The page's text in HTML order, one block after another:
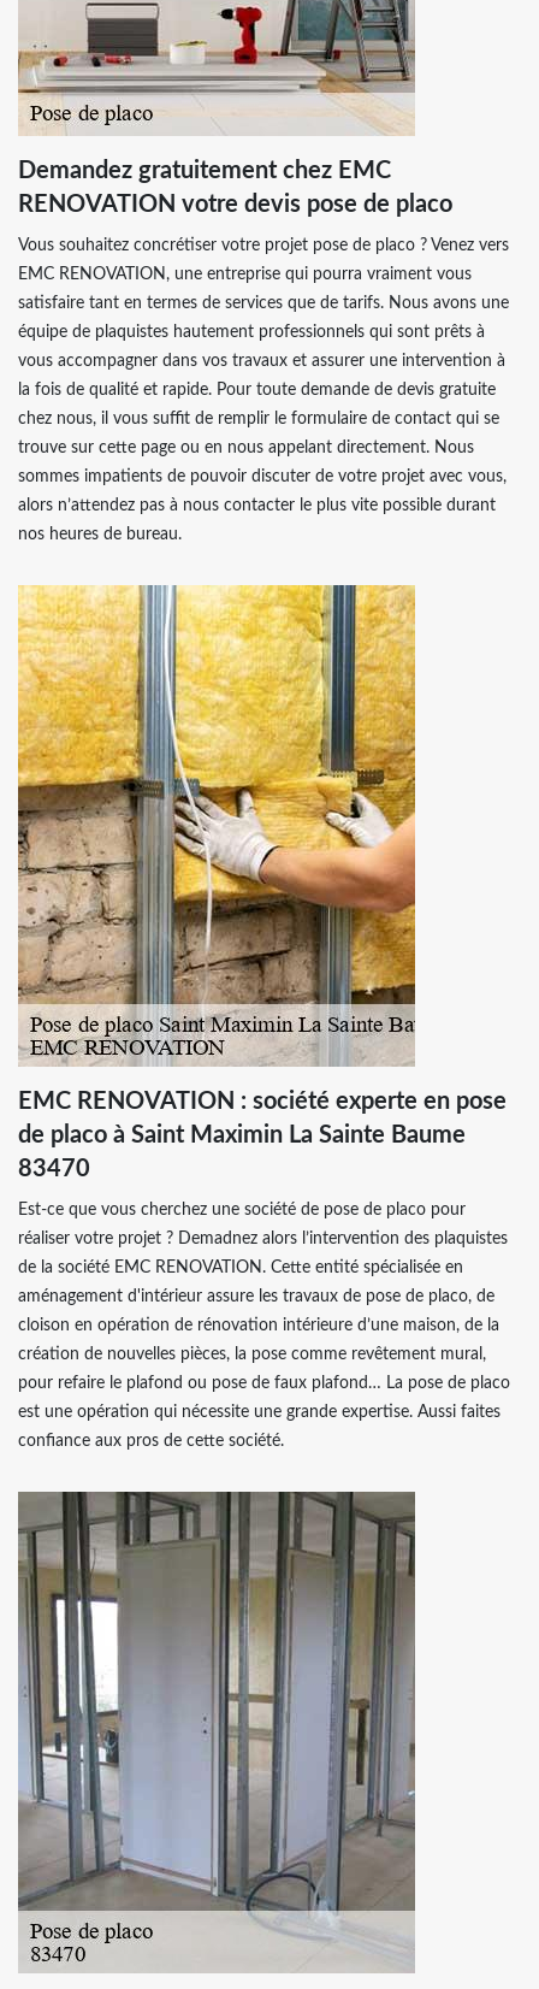
Demandez gratuitement chez EMC
RENOVATION votre devis pose de placo
Vous souhaitez concrétiser votre projet pose de placo ? Venez vers
EMC RENOVATION, une entreprise qui pourra vraiment vous
satisfaire tant en termes de services que de tarifs. Nous avons une
équipe de plaquistes hautement professionnels qui sont prêts à
vous accompagner dans vos travaux et assurer une intervention à
la fois de qualité et rapide. Pour toute demande de devis gratuite
chez nous, il vous suffit de remplir le formulaire de contact qui se
trouve sur cette page ou en nous appelant directement. Nous
sommes impatients de pouvoir discuter de votre projet avec vous,
alors n’attendez pas à nous contacter le plus vite possible durant
nos heures de bureau.
EMC RENOVATION : société experte en pose
de placo à Saint Maximin La Sainte Baume
83470
Est-ce que vous cherchez une société de pose de placo pour
réaliser votre projet ? Demadnez alors l’intervention des plaquistes
de la société EMC RENOVATION. Cette entité spécialisée en
aménagement d'intérieur assure les travaux de pose de placo, de
cloison en opération de rénovation intérieure d’une maison, de la
création de nouvelles pièces, la pose comme revêtement mural,
pour refaire le plafond ou pose de faux plafond… La pose de placo
est une opération qui nécessite une grande expertise. Aussi faites
confiance aux pros de cette société.